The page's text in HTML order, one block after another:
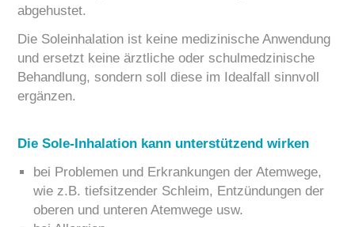
abgehustet.
Die Soleinhalation ist keine medizinische Anwendung
und ersetzt keine ärztliche oder schulmedzinische
Behandlung, sondern soll diese im Idealfall sinnvoll
ergänzen.
Die Sole-Inhalation kann unterstützend wirken
bei Problemen und Erkrankungen der Atemwege,
wie z.B. tiefsitzender Schleim, Entzündungen der
oberen und unteren Atemwege usw.